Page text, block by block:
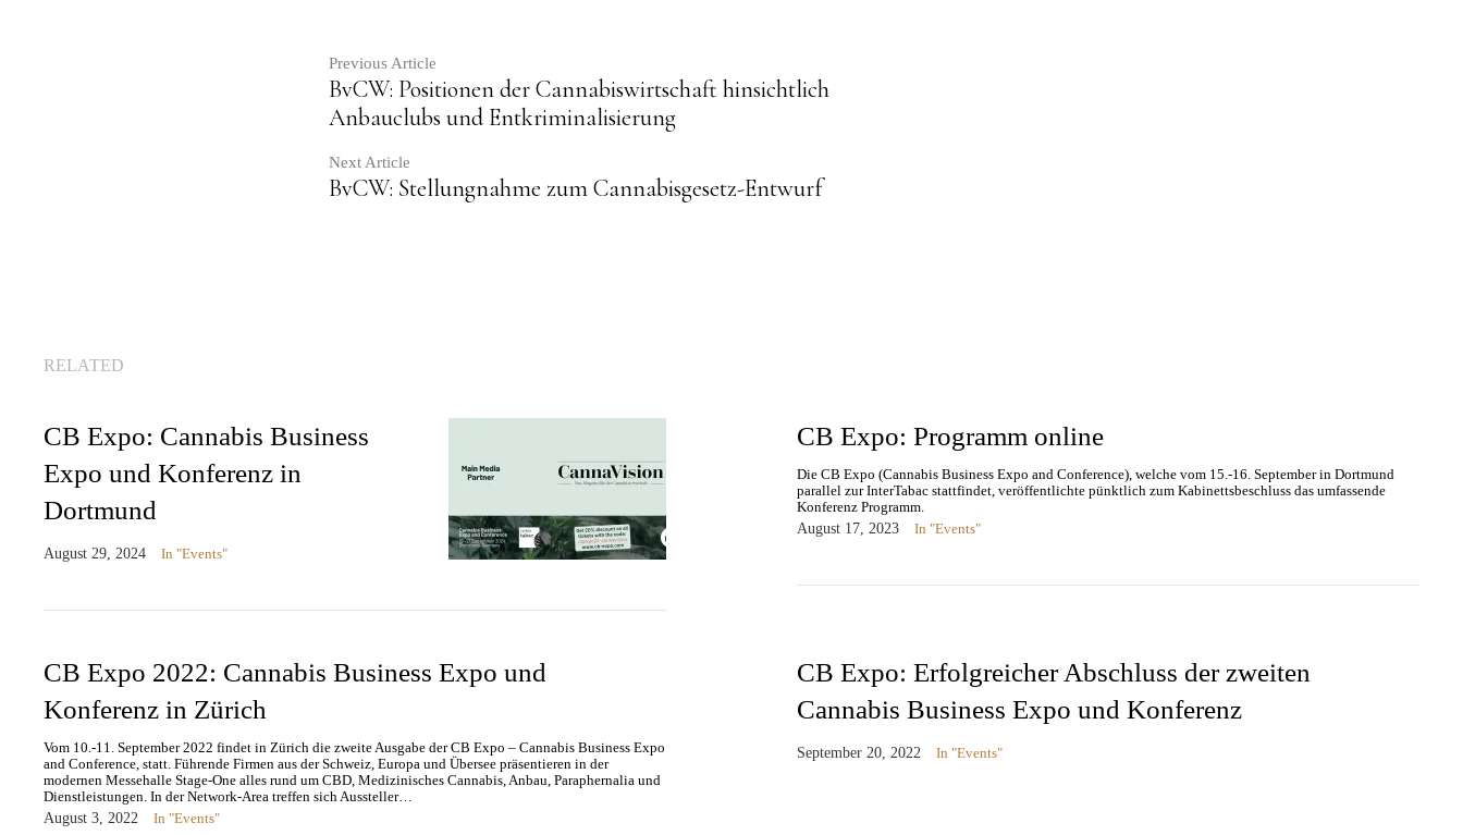
Continue
Reading
Previous Article
BvCW: Positionen der Cannabiswirtschaft hinsichtlich
Anbauclubs und Entkriminalisierung
Next Article
BvCW: Stellungnahme zum Cannabisgesetz-Entwurf
RELATED
CB Expo: Cannabis Business
Expo und Konferenz in
Dortmund
August 29, 2024 In "Events"
CB Expo: Programm online
Die CB Expo (Cannabis Business Expo and Conference), welche vom 15.-16. September in Dortmund
parallel zur InterTabac stattfindet, veröffentlichte pünktlich zum Kabinettsbeschluss das umfassende
Konferenz Programm.
August 17, 2023
In "Events"
CB Expo 2022: Cannabis Business Expo und
Konferenz in Zürich
Vom 10.-11. September 2022 findet in Zürich die zweite Ausgabe der CB Expo – Cannabis Business Expo
and Conference, statt. Führende Firmen aus der Schweiz, Europa und Übersee präsentieren in der
modernen Messehalle Stage-One alles rund um CBD, Medizinisches Cannabis, Anbau, Paraphernalia und
Dienstleistungen. In der Network-Area treffen sich Aussteller…
August 3, 2022
In "Events"
CB Expo: Erfolgreicher Abschluss der zweiten
Cannabis Business Expo und Konferenz
September 20, 2022 In "Events"